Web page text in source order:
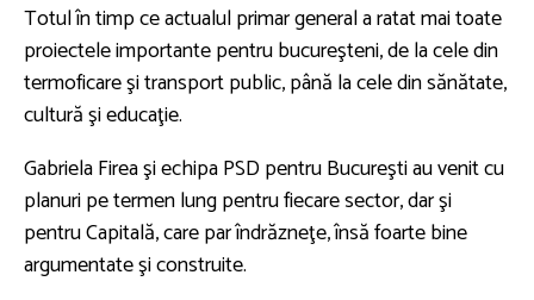
Totul în timp ce actualul primar general a ratat mai toate
proiectele importante pentru bucureşteni, de la cele din
termoficare şi transport public, până la cele din sănătate,
cultură şi educaţie.
Gabriela Firea şi echipa PSD pentru Bucureşti au venit cu
planuri pe termen lung pentru fiecare sector, dar şi
pentru Capitală, care par îndrăzneţe, însă foarte bine
argumentate şi construite.